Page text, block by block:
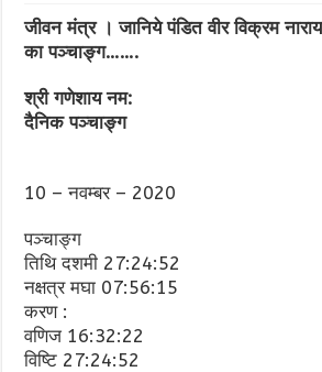
जीवन मंत्र । जानिये पंडित वीर विक्रम
का पञ्चाङ्ग…….
श्री गणेशाय नम:
दैनिक पञ्चाङ्ग
10 – नवम्बर – 2020
पञ्चाङ्ग
तिथि दशमी 27:24:52
नक्षत्र मघा 07:56:15
करण :
वणिज 16:32:22
विष्टि 27:24:52